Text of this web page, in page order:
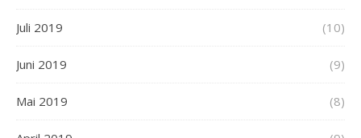
Juli 2019 (10)
Juni 2019 (9)
Mai 2019 (8)